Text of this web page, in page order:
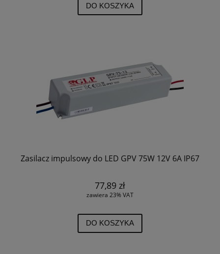
DO KOSZYKA
Zasilacz impulsowy do LED GPV 75W 12V 6A IP67
77,89 zł
zawiera 23% VAT
DO KOSZYKA